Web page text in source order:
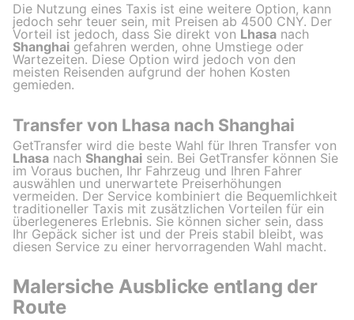
Die Nutzung eines Taxis ist eine weitere Option, kann
jedoch sehr teuer sein, mit Preisen ab 4500 CNY. Der
Vorteil ist jedoch, dass Sie direkt von Lhasa nach
Shanghai gefahren werden, ohne Umstiege oder
Wartezeiten. Diese Option wird jedoch von den
meisten Reisenden aufgrund der hohen Kosten
gemieden.
Transfer von Lhasa nach Shanghai
GetTransfer wird die beste Wahl für Ihren Transfer von
Lhasa nach Shanghai sein. Bei GetTransfer können Sie
im Voraus buchen, Ihr Fahrzeug und Ihren Fahrer
auswählen und unerwartete Preiserhöhungen
vermeiden. Der Service kombiniert die Bequemlichkeit
traditioneller Taxis mit zusätzlichen Vorteilen für ein
überlegeneres Erlebnis. Sie können sicher sein, dass
Ihr Gepäck sicher ist und der Preis stabil bleibt, was
diesen Service zu einer hervorragenden Wahl macht.
Malersiche Ausblicke entlang der
Route